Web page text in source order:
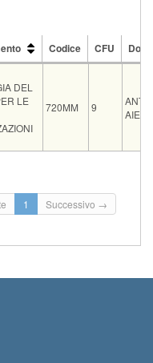
Codice CFU
DEL
LE
720MM 9
riservato a studenti e
Leggi tutto
0
1 Successivo →